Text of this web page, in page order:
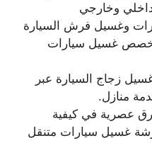
وخارجي
وغسيل فرش السيارة
متخصص غسيل سيارات
زجاج السيارة عبر
منازل.
عصرية في كيفية
غسيل سيارات متنقل